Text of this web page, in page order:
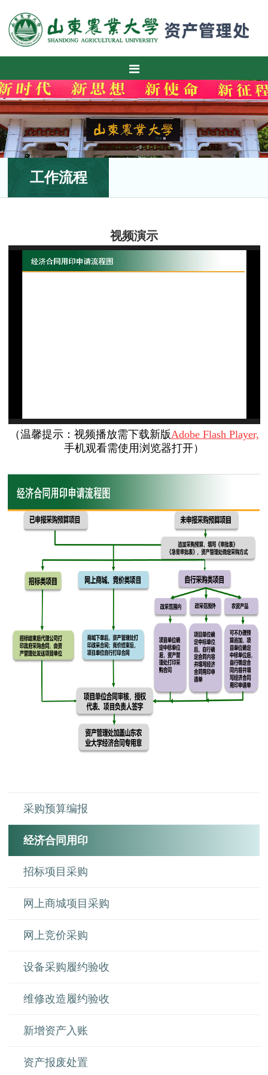
工作流程
视频演示
（温馨提示：视频播放需下载新版Adobe Flash Player,
手机观看需使用浏览器打开）
采购预算编报
经济合同用印
招标项目采购
网上商城项目采购
网上竞价采购
设备采购履约验收
维修改造履约验收
新增资产入账
资产报废处置